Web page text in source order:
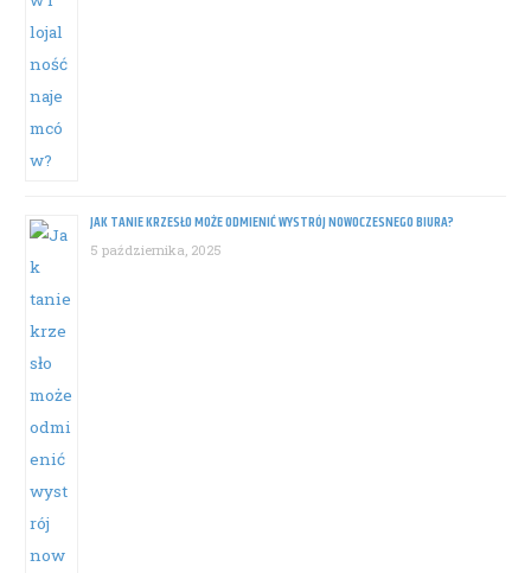
JAK TANIE KRZESŁO MOŻE ODMIENIĆ WYSTRÓJ NOWOCZESNEGO BIURA?
5 października, 2025